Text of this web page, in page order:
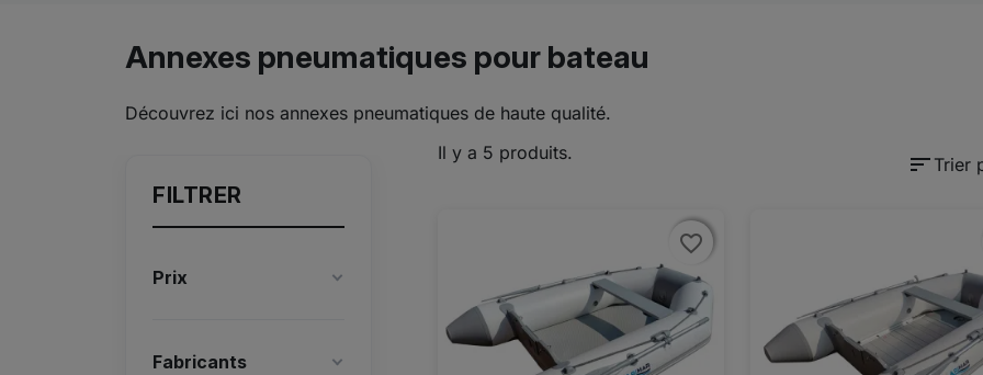
Annexes pneumatiques pour bateau
Découvrez ici nos annexes pneumatiques de haute qualité.
FILTRER
Prix
Fabricants
Il y a 5 produits. sort Trier
favorite_border
favorite_border